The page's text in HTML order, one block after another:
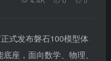
式发布磐石100模型体
座，面向数学、物理、